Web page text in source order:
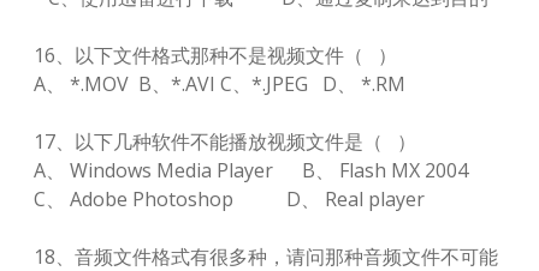
16、以下文件格式那种不是视频文件（ ）
A、 *.MOV B、*.AVI C、*.JPEG D、 *.RM
17、以下几种软件不能播放视频文件是（ ）
A、 Windows Media Player B、 Flash MX 2004
C、 Adobe Photoshop D、 Real player
18、音频文件格式有很多种，请问那种音频文件不可能